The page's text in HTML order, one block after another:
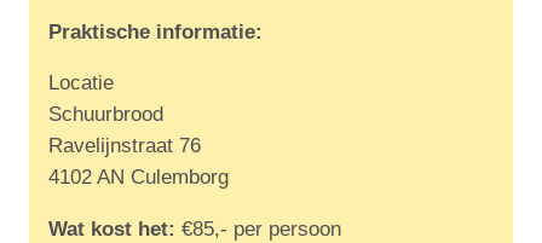
Praktische informatie:
Locatie
Schuurbrood
Ravelijnstraat 76
4102 AN Culemborg
Wat kost het: €85,- per persoon